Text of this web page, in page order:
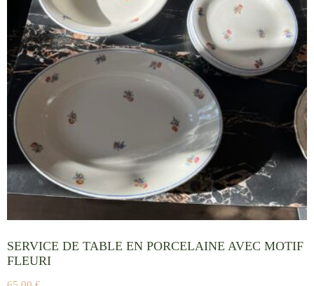
SERVICE DE TABLE EN PORCELAINE AVEC MOTIF
FLEURI